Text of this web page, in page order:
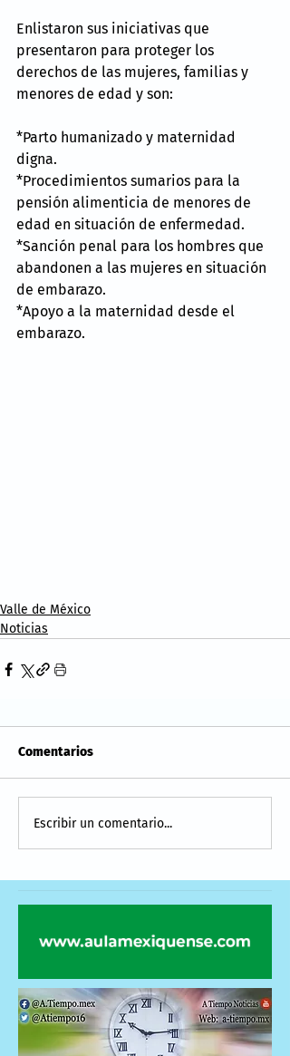
Enlistaron sus iniciativas que
presentaron para proteger los
derechos de las mujeres, familias y
menores de edad y son:
*Parto humanizado y maternidad
digna.
*Procedimientos sumarios para la
pensión alimenticia de menores de
edad en situación de enfermedad.
*Sanción penal para los hombres que
abandonen a las mujeres en situación
de embarazo.
*Apoyo a la maternidad desde el
embarazo.
Valle de México
Noticias
Comentarios
Escribir un comentario...